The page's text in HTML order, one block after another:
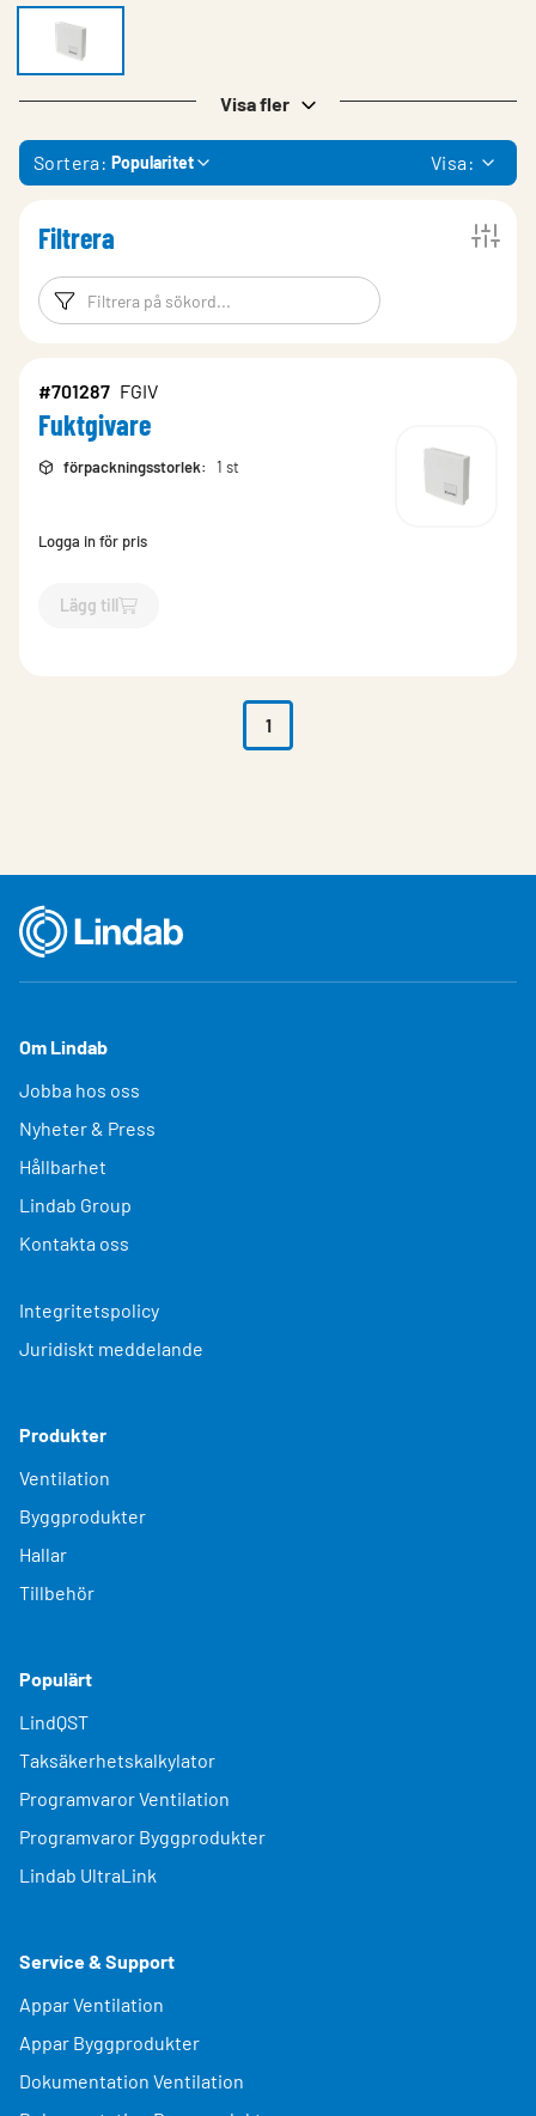
Visa fler
Sortera: Popularitet Visa:
Filtrera
Filtreringsord Filtrera
#701287 FGIV
Fuktgivare
förpackningsstorlek: 1 st
Logga in för pris
Lägg till
`$Lägg till
1
Om Lindab
Jobba hos oss
Nyheter & Press
Hållbarhet
Lindab Group
Kontakta oss
Integritetspolicy
Juridiskt meddelande
Produkter
Ventilation
Byggprodukter
Hallar
Tillbehör
Populärt
LindQST
Taksäkerhetskalkylator
Programvaror Ventilation
Programvaror Byggprodukter
Lindab UltraLink
Service & Support
Appar Ventilation
Appar Byggprodukter
Dokumentation Ventilation